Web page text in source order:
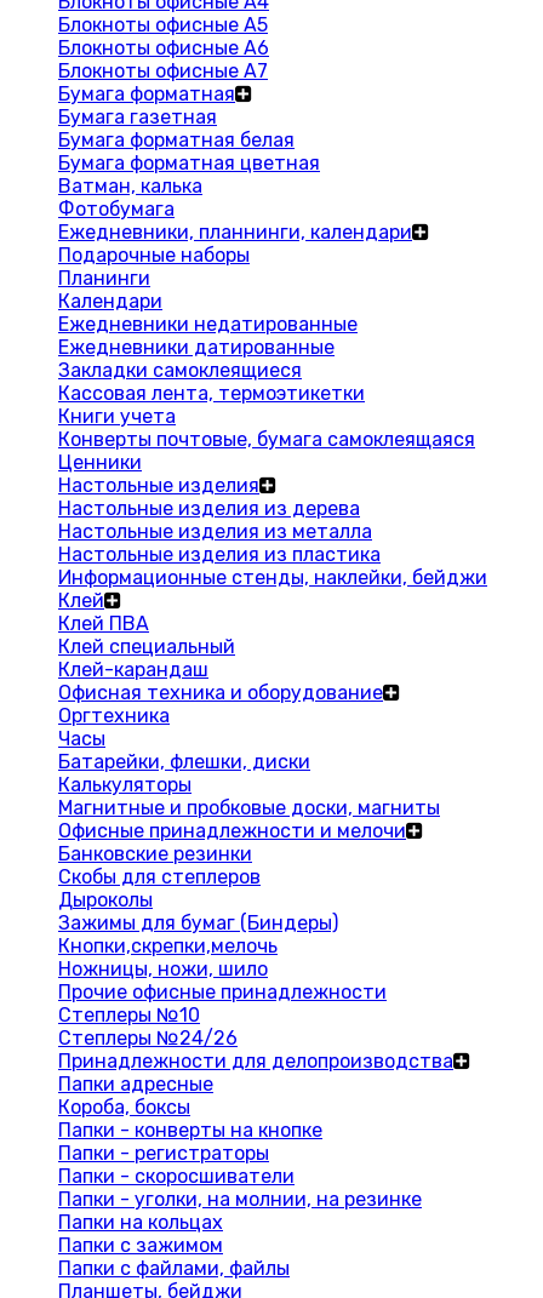
Блокноты офисные A5
Блокноты офисные A6
Блокноты офисные A7
Бумага форматная
Бумага газетная
Бумага форматная белая
Бумага форматная цветная
Ватман, калька
Фотобумага
Ежедневники, планнинги, календари
Подарочные наборы
Планинги
Календари
Ежедневники недатированные
Ежедневники датированные
Закладки самоклеящиеся
Кассовая лента, термоэтикетки
Книги учета
Конверты почтовые, бумага самоклеящаяся
Ценники
Настольные изделия
Настольные изделия из дерева
Настольные изделия из металла
Настольные изделия из пластика
Информационные стенды, наклейки, бейджи
Клей
Клей ПВА
Клей специальный
Клей-карандаш
Офисная техника и оборудование
Оргтехника
Часы
Батарейки, флешки, диски
Калькуляторы
Магнитные и пробковые доски, магниты
Офисные принадлежности и мелочи
Банковские резинки
Скобы для степлеров
Дыроколы
Зажимы для бумаг (Биндеры)
Кнопки,скрепки,мелочь
Ножницы, ножи, шило
Прочие офисные принадлежности
Степлеры №10
Степлеры №24/26
Принадлежности для делопроизводства
Папки адресные
Короба, боксы
Папки - конверты на кнопке
Папки - регистраторы
Папки - скоросшиватели
Папки - уголки, на молнии, на резинке
Папки на кольцах
Папки с зажимом
Папки с файлами, файлы
Планшеты, бейджи